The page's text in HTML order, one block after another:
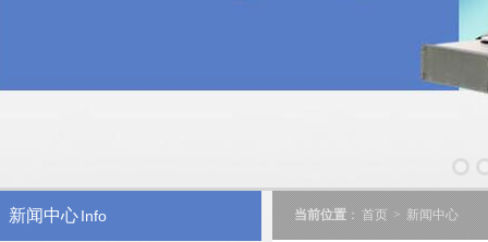
新闻中心Info 当前位置 ： 首页 > 新闻中心